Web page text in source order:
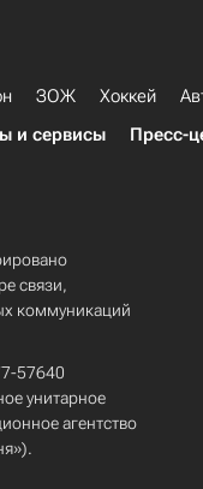
ЗОЖ Хоккей
и сервисы Пресс-
связи,
коммуникаций
57640
унитарное
агентство